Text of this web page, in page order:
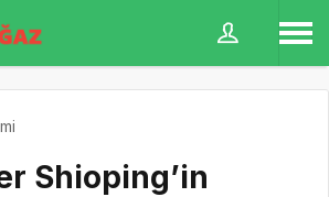
Shioping’in